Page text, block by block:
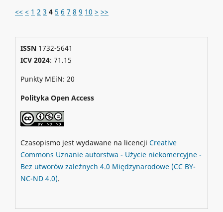
<< < 1 2 3 4 5 6 7 8 9 10 > >>
ISSN1732-5641
ICV 2024: 71.15
Punkty MEiN: 20
Polityka Open Access
Czasopismo jest wydawane na licencji Creative
Commons Uznanie autorstwa - Użycie niekomercyjne -
Bez utworów zależnych 4.0 Międzynarodowe (CC BY-
NC-ND 4.0).